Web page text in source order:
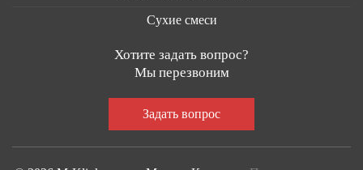
Сухие смеси
Хотите задать вопрос?
Мы перезвоним